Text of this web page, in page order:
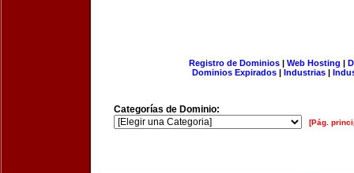
Registro de Dominios| Web Hosting |
Dominios Expirados | Industrias |
Categorías de Dominio:
[Pág.